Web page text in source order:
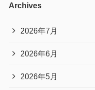
Archives
2026年7月
2026年6月
2026年5月